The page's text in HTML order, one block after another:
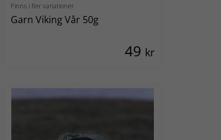
Finns i fler variationer
Garn Viking Vår 50g
49 kr